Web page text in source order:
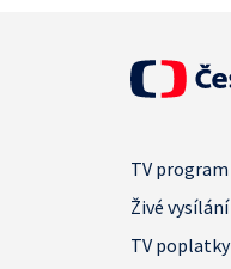
TV program
Živé vysílání
TV poplatky